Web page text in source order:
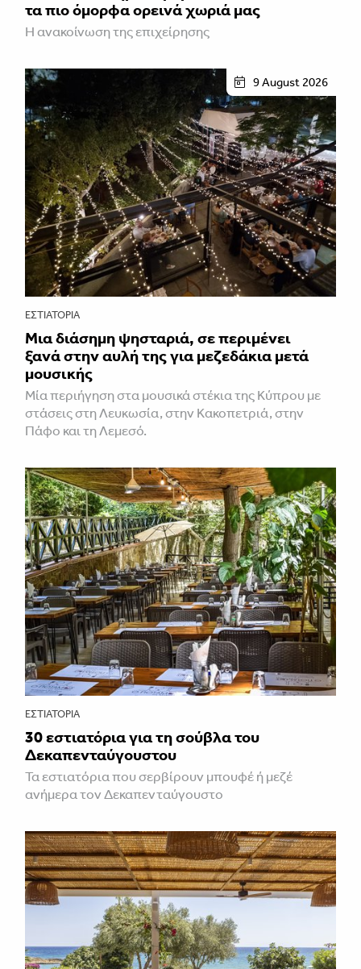
τα πιο όμορφα ορεινά χωριά μας
Η ανακοίνωση της επιχείρησης
9 August 2026
ΕΣΤΙΑΤΌΡΙΑ
Μια διάσημη ψησταριά, σε περιμένει
ξανά στην αυλή της για μεζεδάκια μετά
μουσικής
Μία περιήγηση στα μουσικά στέκια της Κύπρου με
στάσεις στη Λευκωσία, στην Κακοπετριά, στην
Πάφο και τη Λεμεσό.
ΕΣΤΙΑΤΌΡΙΑ
30 εστιατόρια για τη σούβλα του
Δεκαπενταύγουστου
Τα εστιατόρια που σερβίρουν μπουφέ ή μεζέ
ανήμερα τον Δεκαπενταύγουστο